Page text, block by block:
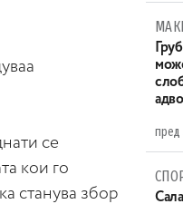
се
кои го
станува збор
пред